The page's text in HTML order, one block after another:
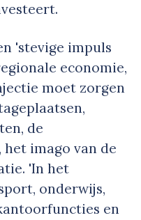
'stevige impuls
economie,
moet zorgen
de
imago van de
'In het
onderwijs,
en